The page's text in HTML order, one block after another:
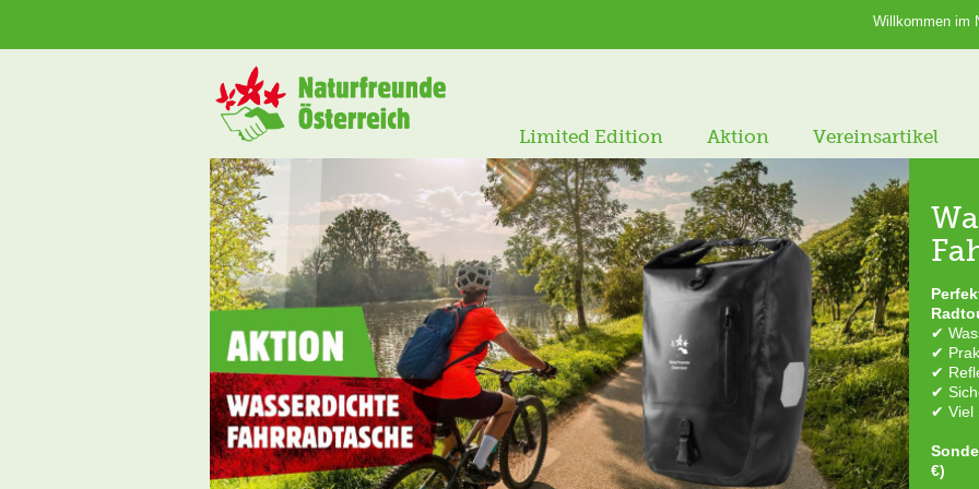
Willkommen im
Limited Edition Aktion Vereinsartikel
✔
✔
✔
✔
✔ Viel
€)
vom
Jetzt